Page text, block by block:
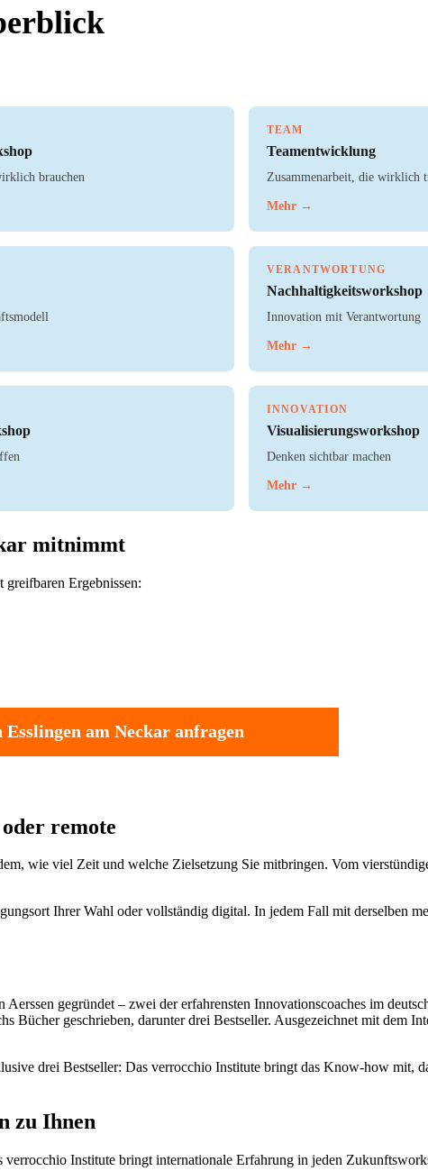
brauchen
TEAM
Teamentwicklung
Zusammenarbeit, die wirklich
Mehr →
VERANTWORTUNG
Nachhaltigkeitsworkshop
Innovation mit Verantwortung
Mehr →
INNOVATION
Visualisierungsworkshop
Denken sichtbar machen
Mehr →
mitnimmt
Ergebnissen:
am Neckar anfragen
remote
wie viel Zeit und welche Zielsetzung Sie mitbringen. Vom
Ihrer Wahl oder vollständig digital. In jedem Fall mit derselben
gegründet – zwei der erfahrensten Innovationscoaches im
Bücher geschrieben, darunter drei Bestseller. Ausgezeichnet mit dem
drei Bestseller: Das verrocchio Institute bringt das Know-how mit,
zu Ihnen
Institute bringt internationale Erfahrung in jeden